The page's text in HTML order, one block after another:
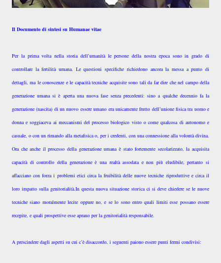
Il Documento di sintesi su Humanae vitae
Per la prima volta nella storia dell’umanità le persone della nostra epoca sono in grado di
controllare la fertilità umana. Le questioni specifiche richiedono ancora la messa a punto di
dettagli, ma le conoscenze e le capacità tecniche acquisite sono tali da far dire che nel campo della
generazione umana si è aperta una nuova fase senza precedenti: sino a qualche decennio fa la
generazione (nascita) di un nuovo essere umano era unicamente frutto dell’unione fisica tra uomo e
donna e soggiaceva ai meccanismi del processo biologico visto o come qualcosa di autonomo e
casuale, o con un rimando alla metafisica o, per i credenti, con una connessione alla volontà divina.
Ora che anche il processo della generazione umana è stato fortemente secolarizzato, la acquisita
capacità di controllo della generazione è una realtà assodata e non più eludibile, pertanto si
affacciano con forza i problemi etici circa la fruibilità delle nuove tecniche riproduttive e circa il
loro impatto sulla genitorialità.In questa nuova situazione storica ci si deve chiedere se le nuove
tecniche siano moralmente lecite oppure no, e se lo sono entro quali limiti esse possano essere
recepite, e quali prospettive esse aprano per la genitorialità responsabile.
A prescindere dagli aspetti su cui c’è disaccordo, i seguenti paiono essere punti fermi condivisi: